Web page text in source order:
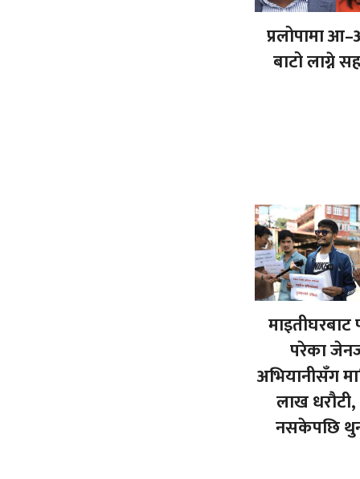
प्रलोपामा
बाटो लाग्ने
माइतीघरबाट
परेका
अभियानीसँग
लाख धरौटी,
नसकेपछि